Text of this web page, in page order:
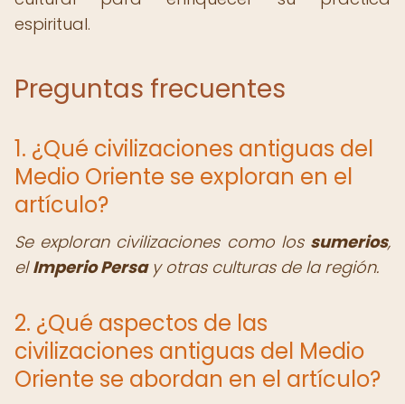
espiritual.
Preguntas frecuentes
1. ¿Qué civilizaciones antiguas del
Medio Oriente se exploran en el
artículo?
Se exploran civilizaciones como los sumerios,
elImperio Persay otras culturas de la región.
2. ¿Qué aspectos de las
civilizaciones antiguas del Medio
Oriente se abordan en el artículo?